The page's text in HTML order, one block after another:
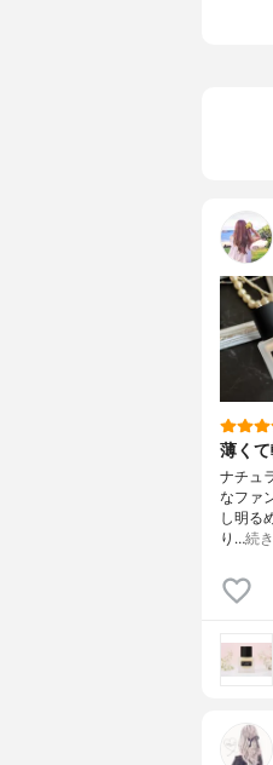
薄く
ナチュ
なファ
し明る
り…続